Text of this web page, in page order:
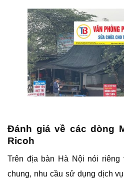
Đánh giá về các dòng
Ricoh
Trên địa bàn Hà Nội nói riêng
chung, nhu cầu sử dụng dịch